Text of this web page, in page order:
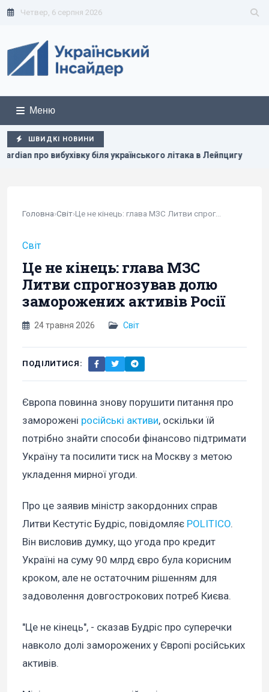
Четвер, 6 серпня 2026
Меню
ШВИДКІ НОВИНИ
літака в Лейпцигу Путін перегруповує
Головна›Світ› Це не кінець: глава МЗС Литви спрогнозував...
Світ
Це не кінець: глава МЗС
Литви спрогнозував долю
заморожених активів Росії
24 травня 2026 Світ
ПОДІЛИТИСЯ:
Європа повинна знову порушити питання про
заморожені російські активи, оскільки їй
потрібно знайти способи фінансово підтримати
Україну та посилити тиск на Москву з метою
укладення мирної угоди.
Про це заявив міністр закордонних справ
Литви Кестутіс Будріс, повідомляє POLITICO.
Він висловив думку, що угода про кредит
Україні на суму 90 млрд євро була корисним
кроком, але не остаточним рішенням для
задоволення довгострокових потреб Києва.
"Це не кінець", - сказав Будріс про суперечки
навколо долі заморожених у Європі російських
активів.